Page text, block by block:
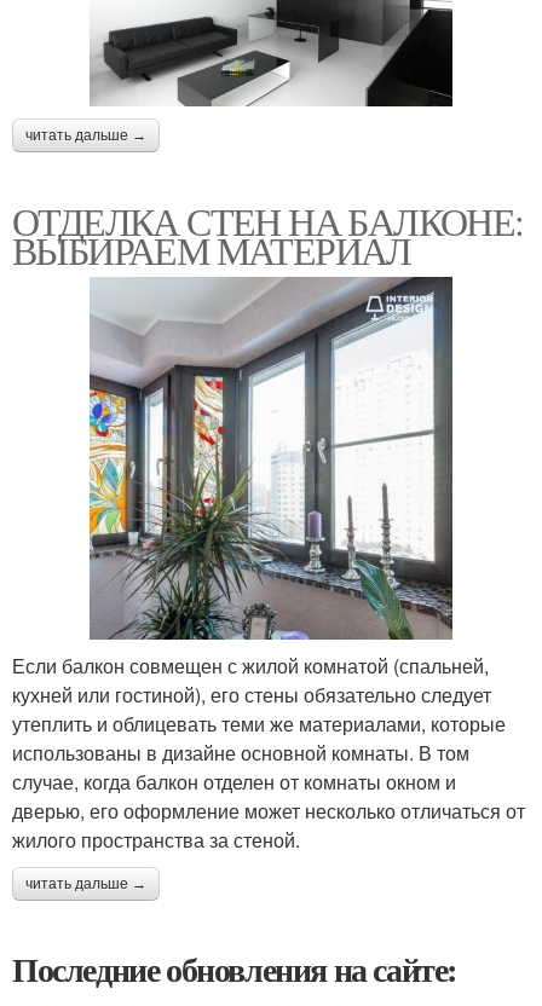
читать дальше →
ОТДЕЛКА СТЕН НА БАЛКОНЕ:
ВЫБИРАЕМ МАТЕРИАЛ
Если балкон совмещен с жилой комнатой (спальней,
кухней или гостиной), его стены обязательно следует
утеплить и облицевать теми же материалами, которые
использованы в дизайне основной комнаты. В том
случае, когда балкон отделен от комнаты окном и
дверью, его оформление может несколько отличаться от
жилого пространства за стеной.
читать дальше →
Последние обновления на сайте: